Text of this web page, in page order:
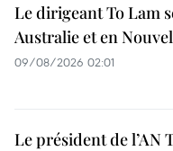
Le dirigeant To Lam
Australie et en
09/08/2026 02:01
Le président de l’AN